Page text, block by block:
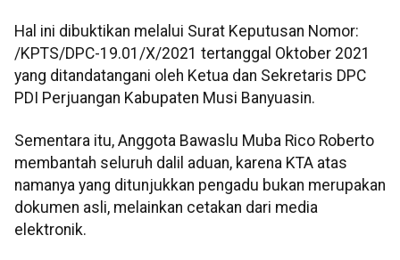
Hal ini dibuktikan melalui Surat Keputusan Nomor:
/KPTS/DPC-19.01/X/2021 tertanggal Oktober 2021
yang ditandatangani oleh Ketua dan Sekretaris DPC
PDI Perjuangan Kabupaten Musi Banyuasin.
Sementara itu, Anggota Bawaslu Muba Rico Roberto
membantah seluruh dalil aduan, karena KTA atas
namanya yang ditunjukkan pengadu bukan merupakan
dokumen asli, melainkan cetakan dari media
elektronik.